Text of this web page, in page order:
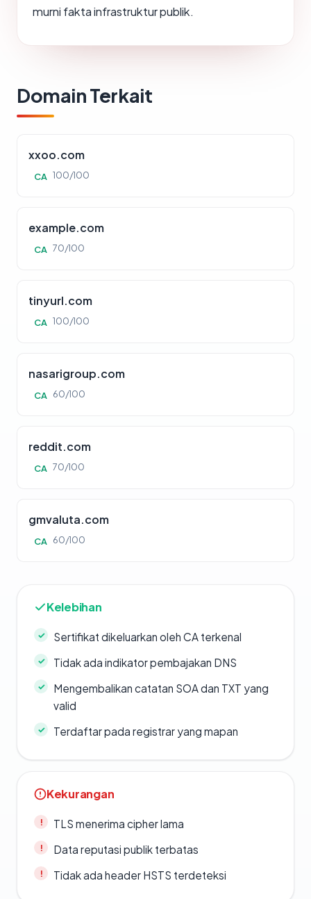
murni fakta infrastruktur publik.
Domain Terkait
xxoo.com
CA 100/100
example.com
CA 70/100
tinyurl.com
CA 100/100
nasarigroup.com
CA 60/100
reddit.com
CA 70/100
gmvaluta.com
CA 60/100
Kelebihan
Sertifikat dikeluarkan oleh CA terkenal
Tidak ada indikator pembajakan DNS
Mengembalikan catatan SOA dan TXT yang
valid
Terdaftar pada registrar yang mapan
Kekurangan
TLS menerima cipher lama
Data reputasi publik terbatas
Tidak ada header HSTS terdeteksi